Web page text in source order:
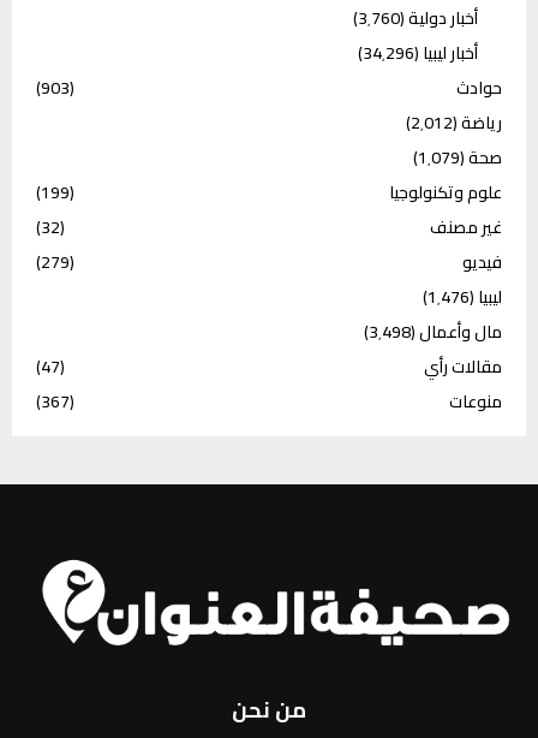
أخبار دولية(3٬760)
أخبار ليبيا(34٬296)
حوادث
(903)
رياضة(2٬012)
صحة(1٬079)
علوم وتكنولوجيا
(199)
غير مصنف
(32)
فيديو
(279)
ليبيا(1٬476)
مال وأعمال(3٬498)
مقالات رأي
(47)
منوعات
(367)
من نحن